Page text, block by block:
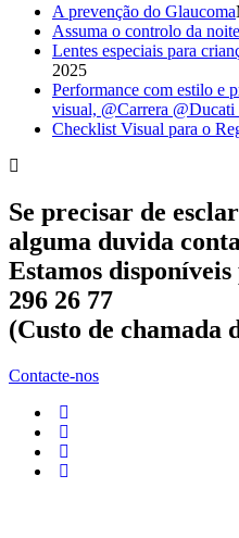
A prevenção do Glaucoma
Assuma o controlo da noite
Lentes especiais para
2025
Performance com estilo e
visual, @Carrera
Checklist Visual para o
Se precisar de
alguma duvida
Estamos
296 26 77
(Custo de chamada
Contacte-nos